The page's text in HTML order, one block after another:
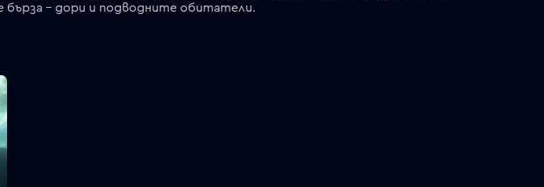
бърза - дори и подводните обитатели.